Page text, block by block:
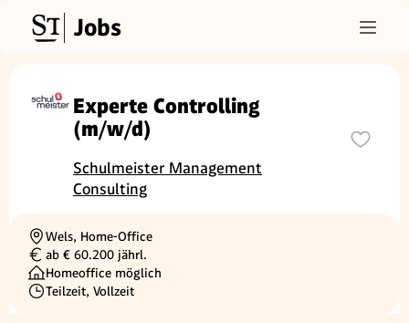
Jobs
Experte Controlling
(m/w/d)
Schulmeister Management
Consulting
Ortschaft
Wels, Home-Office
Gehalt
ab € 60.200 jährl.
Homeoffice möglich
Beschäftigungsart
Teilzeit, Vollzeit